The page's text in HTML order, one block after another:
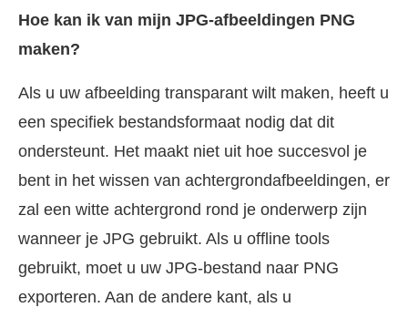
Hoe kan ik van mijn JPG-afbeeldingen PNG
maken?
Als u uw afbeelding transparant wilt maken, heeft u
een specifiek bestandsformaat nodig dat dit
ondersteunt. Het maakt niet uit hoe succesvol je
bent in het wissen van achtergrondafbeeldingen, er
zal een witte achtergrond rond je onderwerp zijn
wanneer je JPG gebruikt. Als u offline tools
gebruikt, moet u uw JPG-bestand naar PNG
exporteren. Aan de andere kant, als u